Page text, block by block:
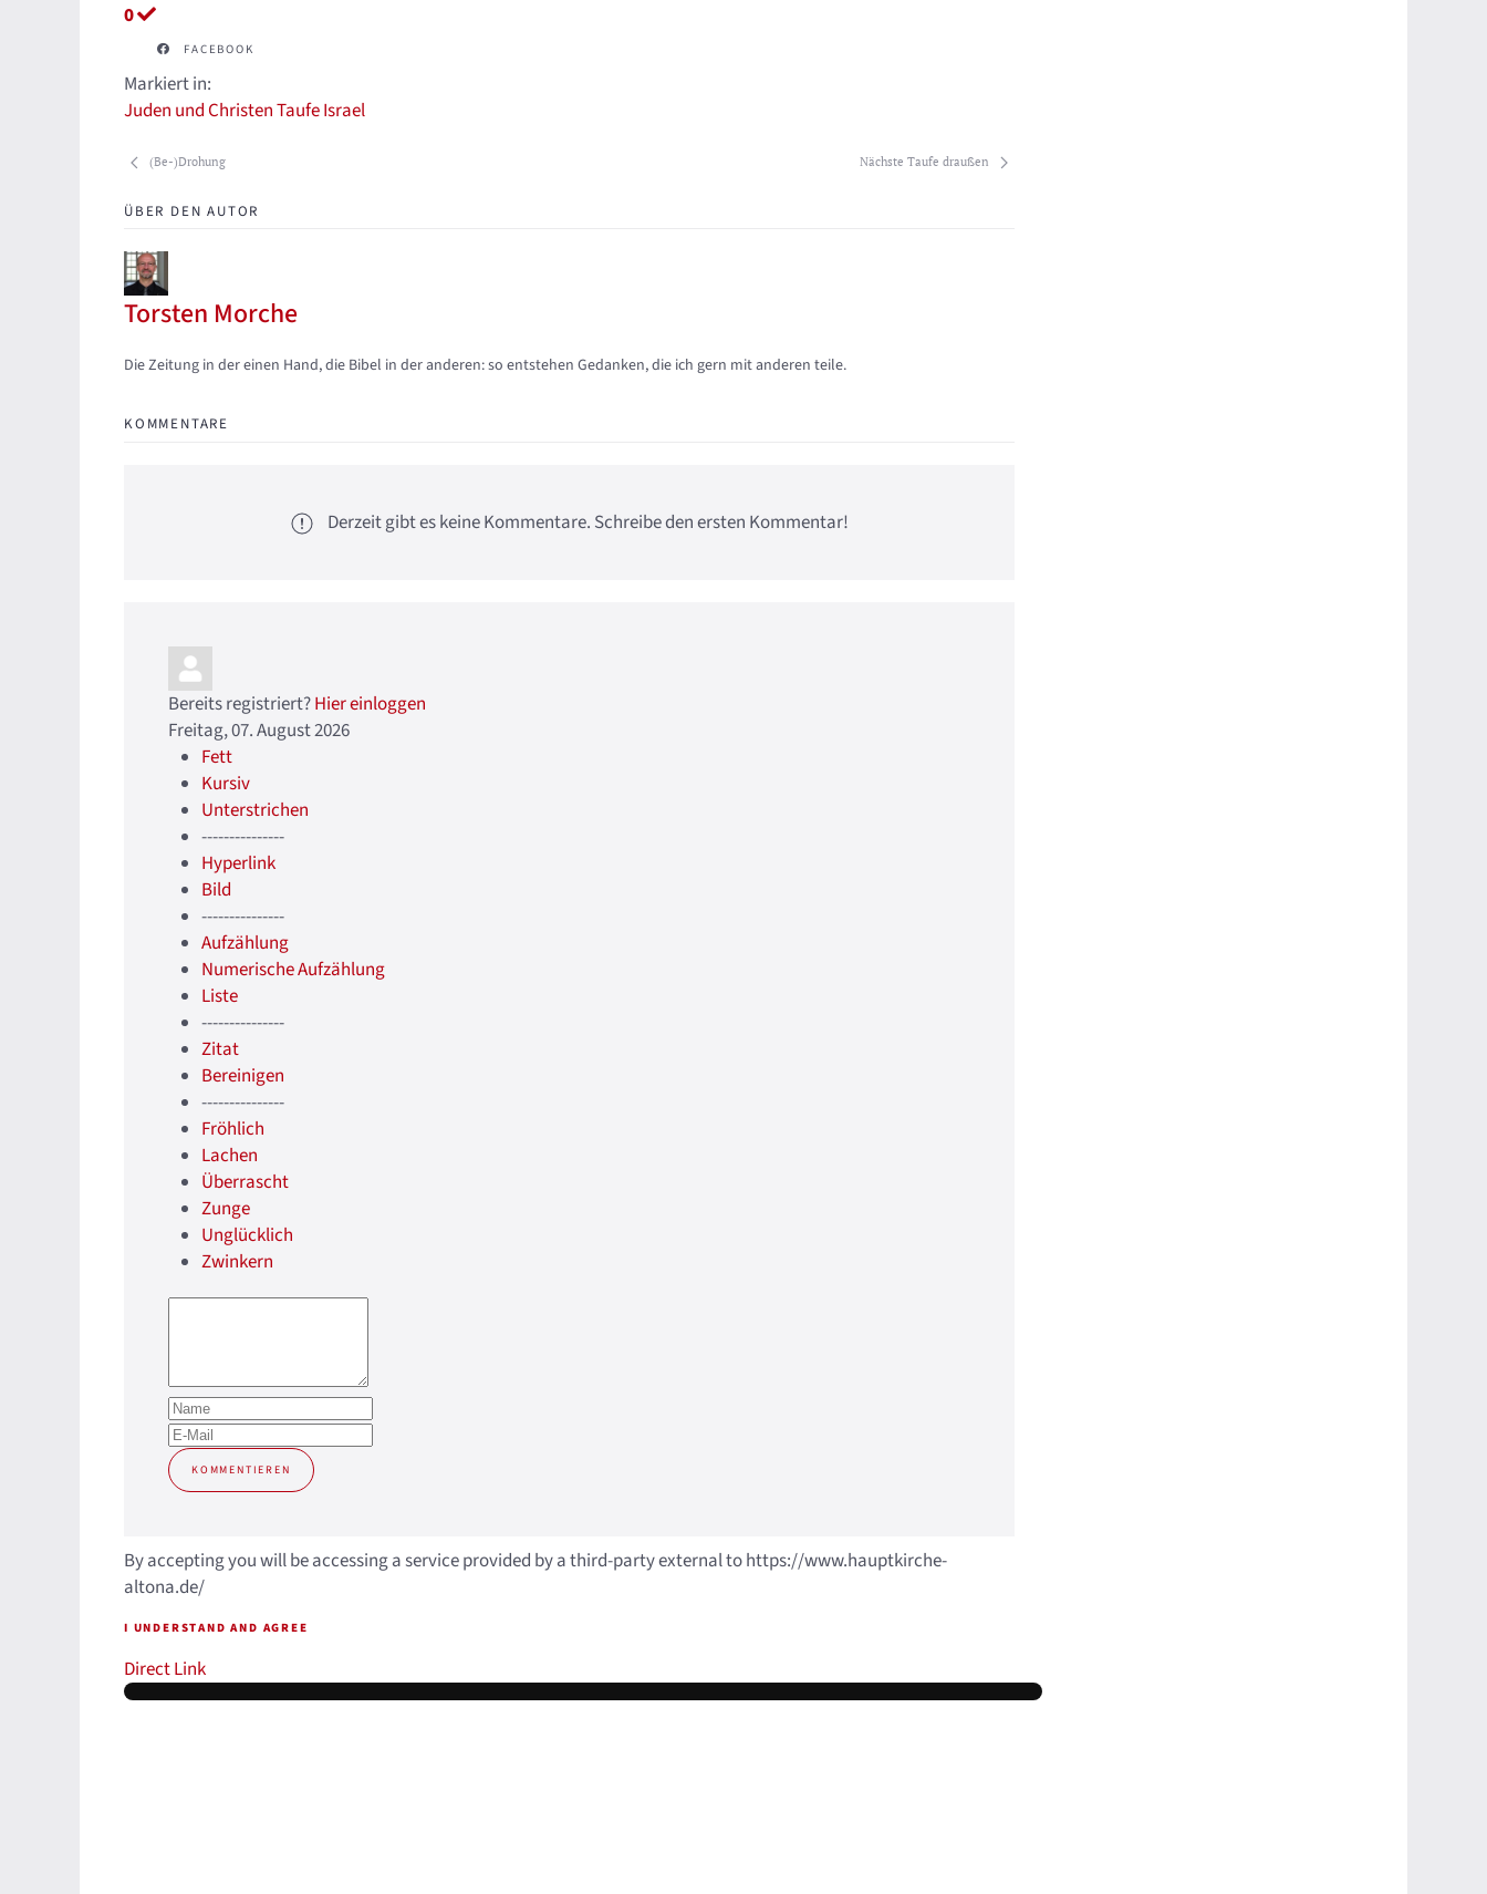
0
FACEBOOK
Markiert in:
Juden und ChristenTaufeIsrael
(Be-)Drohung Nächste Taufe draußen
ÜBER DEN AUTOR
Torsten Morche
Updates abonnieren
Abo von Updates dieses Autors beenden
Die Zeitung in der einen Hand, die Bibel in der anderen: so entstehen Gedanken, die ich gern mit anderen teile.
KOMMENTARE
Derzeit gibt es keine Kommentare. Schreibe den ersten Kommentar!
Bereits registriert?Hier einloggen
Freitag, 07. August 2026
Fett
Kursiv
Unterstrichen
---------------
Hyperlink
Bild
---------------
Aufzählung
Numerische Aufzählung
Liste
---------------
Zitat
Bereinigen
---------------
Fröhlich
Lachen
Überrascht
Zunge
Unglücklich
Zwinkern
KOMMENTIEREN
By accepting you will be accessing a service provided by a third-party external to https://www.hauptkirche-
altona.de/
I UNDERSTAND AND AGREE
Direct Link